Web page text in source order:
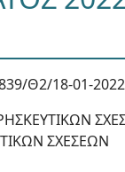
Θ2/18-01-
ΣΧΕΣΕΩΝ